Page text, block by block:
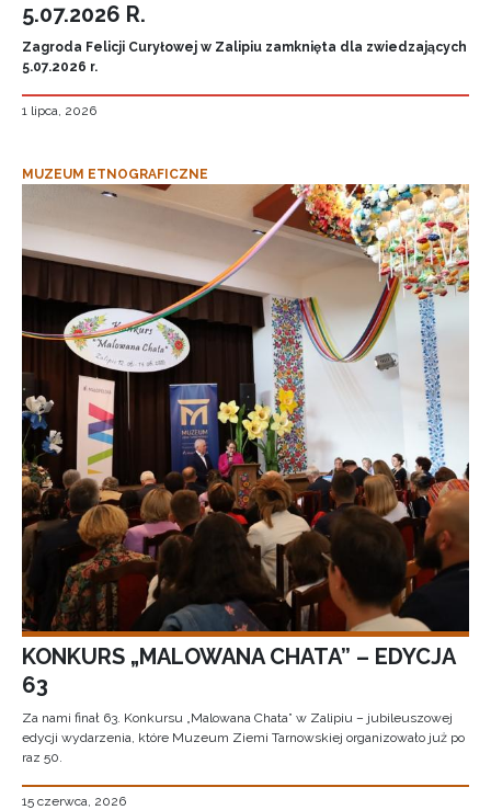
5.07.2026 R.
Zagroda Felicji Curyłowej w Zalipiu zamknięta dla zwiedzających
5.07.2026 r.
1 lipca, 2026
MUZEUM ETNOGRAFICZNE
KONKURS „MALOWANA CHATA” – EDYCJA
63
Za nami finał 63. Konkursu „Malowana Chata” w Zalipiu – jubileuszowej
edycji wydarzenia, które Muzeum Ziemi Tarnowskiej organizowało już po
raz 50.
15 czerwca, 2026